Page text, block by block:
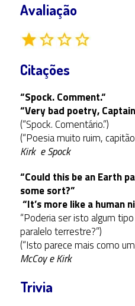
Avaliação
Citações
“Spock. Comment.“
“Very bad poetry,
(“Spock. Comentário.”)
(“Poesia muito ruim,
Kirk e Spock
“Could this be an Earth
some sort?”
“It’s more like a human
“Poderia ser isto algum
paralelo terrestre?”)
(“Isto parece mais como
McCoy e Kirk
Trivia